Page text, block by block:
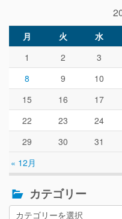
月 火 水
« 12月
1 2 3
8
9 10
15
16 17
22
23 24
29
30 31
カテゴリー